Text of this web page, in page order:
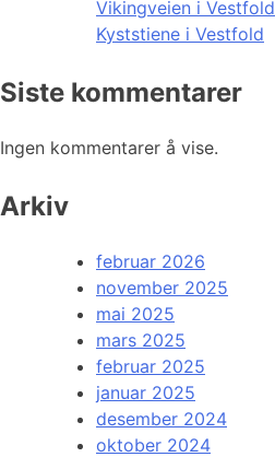
Vikingveien i Vestfold
Kyststiene i Vestfold
Siste kommentarer
Ingen kommentarer å vise.
Arkiv
februar 2026
november 2025
mai 2025
mars 2025
februar 2025
januar 2025
desember 2024
oktober 2024